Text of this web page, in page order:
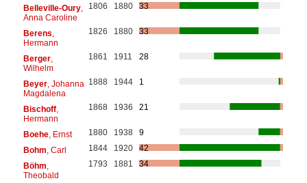
Belleville-Oury,
Anna Caroline
1806 1880 33
Berens
Hermann
1826 1880 33
Berger,
Wilhelm
1861 1911 28
Beyer, Johanna
Magdalena
1888 1944 1
Bischoff,
Hermann
1868 1936 21
Boehe, Ernst 1880 1938
9
Bohm , Carl 1844 1920
42
Böhm
Theobald
1793 1881 34